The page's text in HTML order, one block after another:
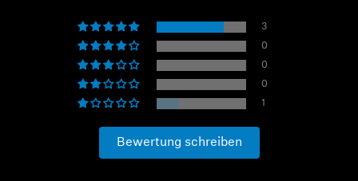
3
0
0
0
1
Bewertung schreiben